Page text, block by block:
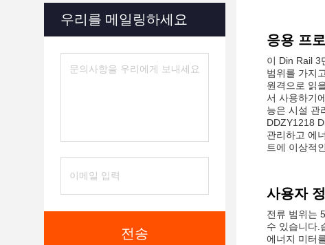
우리를 메일링하세요
전송
응용 프
이 Din Rail 3
범위를 가지
원격으로 읽
서 사용하기
능은 시설 관
DDZY1218
관리하고 에
트에 이상적
사용자
전류 범위는
수 있습니다.
에너지 미터